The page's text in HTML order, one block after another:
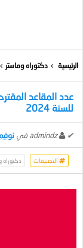
الرئيسية دكتوراه وماستر
عدد المقاعد
للسنة 2024
✔
admindz في نوفمبر
التصنيفات دكتوراه